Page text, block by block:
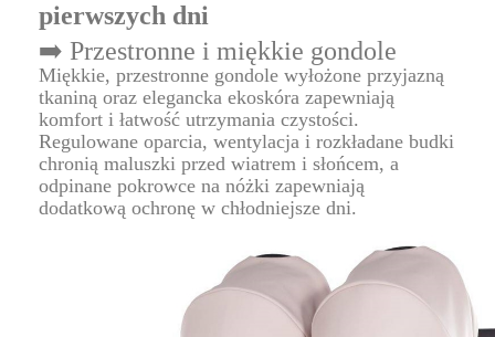
pierwszych dni
➡️ Przestronne i miękkie gondole
Miękkie, przestronne gondole wyłożone przyjazną
tkaniną oraz elegancka ekoskóra zapewniają
komfort i łatwość utrzymania czystości.
Regulowane oparcia, wentylacja i rozkładane budki
chronią maluszki przed wiatrem i słońcem, a
odpinane pokrowce na nóżki zapewniają
dodatkową ochronę w chłodniejsze dni.